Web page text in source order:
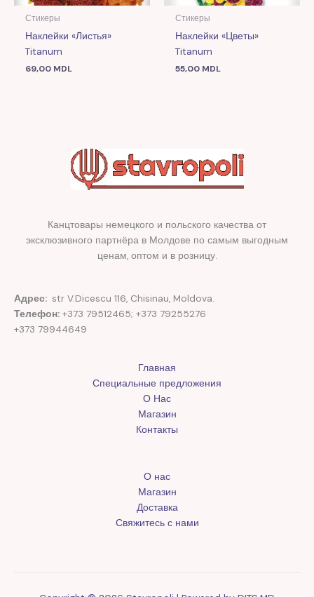
Стикеры
Наклейки «Листья»
Titanum
69,00 MDL
Стикеры
Наклейки «Цветы»
Titanum
55,00 MDL
Канцтовары немецкого и польского качества от
эксклюзивного партнёра в Молдове по самым выгодным
ценам, оптом и в розницу.
Адрес: str V.Dicescu 116, Chisinau, Moldova.
Телефон: +373 79512465; +373 79255276
+373 79944649
Главная
Специальные предложения
О Нас
Магазин
Контакты
О нас
Магазин
Доставка
Свяжитесь с нами